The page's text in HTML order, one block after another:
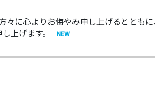
に心よりお悔やみ申し上げるとと
上げます。